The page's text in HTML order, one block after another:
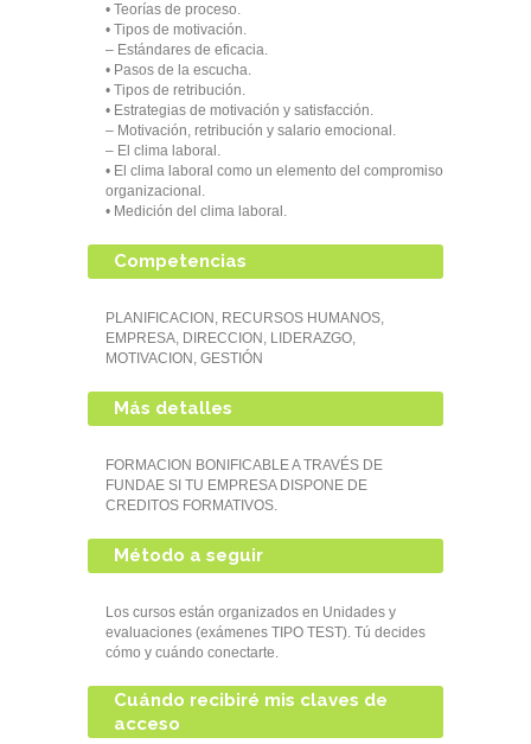
• Teorías de proceso.
• Tipos de motivación.
– Estándares de eficacia.
• Pasos de la escucha.
• Tipos de retribución.
• Estrategias de motivación y satisfacción.
– Motivación, retribución y salario emocional.
– El clima laboral.
• El clima laboral como un elemento del compromiso
organizacional.
• Medición del clima laboral.
Competencias
PLANIFICACION, RECURSOS HUMANOS,
EMPRESA, DIRECCION, LIDERAZGO,
MOTIVACION, GESTIÓN
Más detalles
FORMACION BONIFICABLE A TRAVÉS DE
FUNDAE SI TU EMPRESA DISPONE DE
CREDITOS FORMATIVOS.
Método a seguir
Los cursos están organizados en Unidades y
evaluaciones (exámenes TIPO TEST). Tú decides
cómo y cuándo conectarte.
Cuándo recibiré mis claves de
acceso